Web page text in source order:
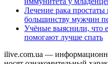
Лечение рака
большинству мужчин
Учёные выяснили, что
помогают лучше спать
ilive.com.ua —